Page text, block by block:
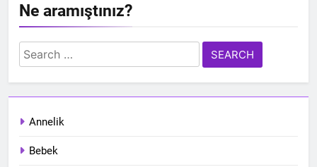
Ne aramıştınız?
Search
for:
Annelik
Bebek